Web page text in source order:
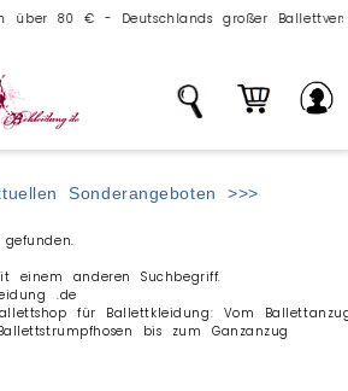
80 € - Deutschlands großer
Sonderangeboten >>>
einem anderen Suchbegriff.
.de
für Ballettkleidung: Vom
bis zum Ganzanzug